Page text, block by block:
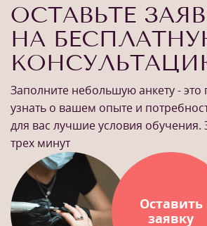
ОСТАВЬТЕ
НА
Заполните небольшую анкету -
узнать о вашем опыте и
для вас лучшие условия
трех минут
Оставить
заявку